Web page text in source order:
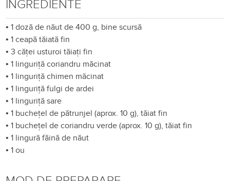
INGREDIENTE
•1 doză de năut de 400 g, bine scursă
•1 ceapă tăiată fin
•3 căței usturoi tăiați fin
•1 linguriță coriandru măcinat
•1 linguriță chimen măcinat
•1 linguriță fulgi de ardei
•1 linguriță sare
•1 buchețel de pătrunjel (aprox. 10 g), tăiat fin
•1 buchețel de coriandru verde (aprox. 10 g), tăiat fin
•1 lingură făină de năut
•1 ou